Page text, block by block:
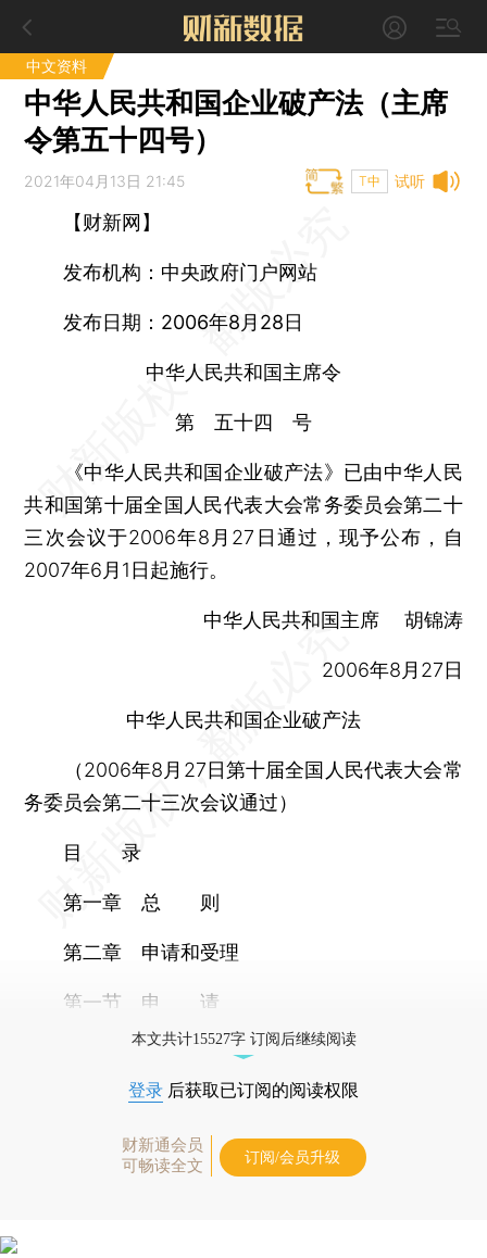
中文资料
中华人民共和国企业破产法（主席
令第五十四号）
试听
2021年04月13日 21:45 T中
【财新网】
发布机构：中央政府门户网站
发布日期：2006年8月28日
中华人民共和国主席令
第 五十四 号
《中华人民共和国企业破产法》已由中华人民
共和国第十届全国人民代表大会常务委员会第二十
三次会议于2006年8月27日通过，现予公布，自
2007年6月1日起施行。
中华人民共和国主席 胡锦涛
2006年8月27日
中华人民共和国企业破产法
（2006年8月27日第十届全国人民代表大会常
务委员会第二十三次会议通过）
目 录
第一章 总 则
第二章 申请和受理
第一节 申 请
本文共计15527字 订阅后继续阅读
登录 后获取已订阅的阅读权限
财新通会员
可畅读全文
订阅/会员升级